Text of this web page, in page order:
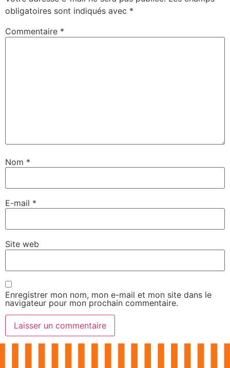
obligatoires sont indiqués avec *
Commentaire *
Nom *
E-mail *
Site web
Enregistrer mon nom, mon e-mail et mon site dans le
navigateur pour mon prochain commentaire.